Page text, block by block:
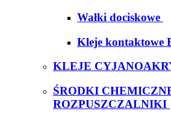
Wałki dociskowe
Kleje kontaktowe
KLEJE
ŚRODKI
ROZPUSZCZALNIKI